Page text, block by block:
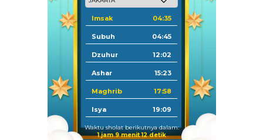
Imsak 04:35
Subuh 04:45
Dzuhur 12:02
Ashar 15:23
Maghrib 17:58
Isya 19:09
Waktu sholat berikutnya dalam:
1 jam 9 menit 12 detik